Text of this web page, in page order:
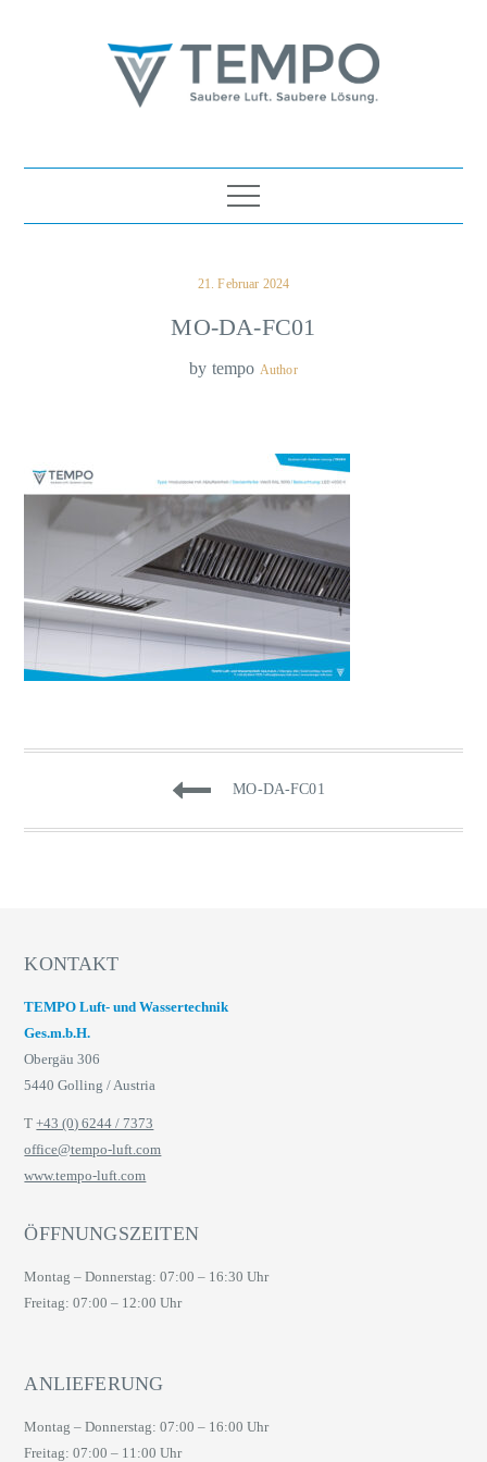
Wassertechnik Ges.m.b.H.
Posted
21. Februar 2024
MO-DA-FC01
by tempo Author
MO-DA-FC01
KONTAKT
TEMPO Luft- und Wassertechnik
Ges.m.b.H.
Obergäu 306
5440 Golling / Austria
T+43 (0) 6244 / 7373
office@tempo-luft.com
www.tempo-luft.com
ÖFFNUNGSZEITEN
Montag – Donnerstag: 07:00 – 16:30 Uhr
Freitag: 07:00 – 12:00 Uhr
ANLIEFERUNG
Montag – Donnerstag: 07:00 – 16:00 Uhr
Freitag: 07:00 – 11:00 Uhr